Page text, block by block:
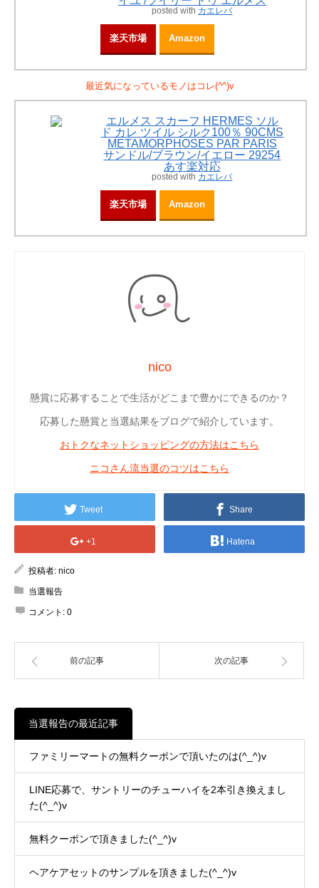
posted with カエレバ
楽天市場 Amazon
最近気になっているモノはコレ(^^)v
エルメス スカーフ HERMES ソル
ド カレ ツイル シルク100％ 90CMS
METAMORPHOSES PAR PARIS
サンドル/ブラウン/イエロー 29254
あす楽対応
posted with カエレバ
楽天市場 Amazon
nico
懸賞に応募することで生活がどこまで豊かにできるのか？
応募した懸賞と当選結果をブログで紹介しています。
おトクなネットショッピングの方法はこちら
ニコさん流当選のコツはこちら
Tweet Share
+1 Hatena
投稿者: nico
当選報告
コメント: 0
前の記事 次の記事
当選報告の最近記事
ファミリーマートの無料クーポンで頂いたのは(^_^)v
LINE応募で、サントリーのチューハイを2本引き換えまし
た(^_^)v
無料クーポンで頂きました(^_^)v
ヘアケアセットのサンプルを頂きました(^_^)v